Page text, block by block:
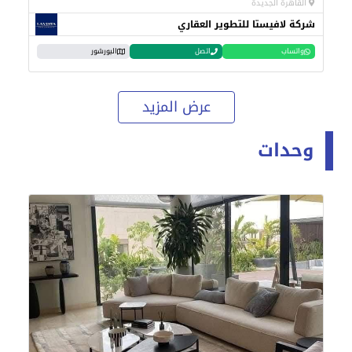
شركة لافيستا للتطوير العقاري
واتساب اتصل البورشور
عرض المزيد
وحدات